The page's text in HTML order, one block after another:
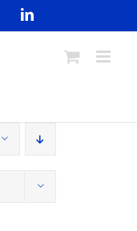
LinkedIn